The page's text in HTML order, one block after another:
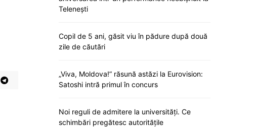
Telenești
Copil de 5 ani, găsit viu în pădure după două
zile de căutări
„Viva, Moldova!” răsună astăzi la Eurovision:
Satoshi intră primul în concurs
Noi reguli de admitere la universități. Ce
schimbări pregătesc autoritățile